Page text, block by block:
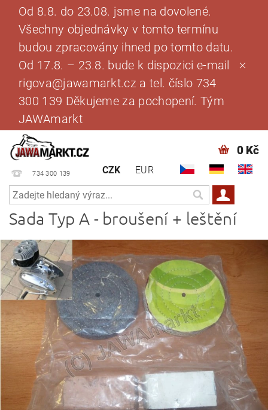
Od 8.8. do 23.08. jsme na dovolené.
Všechny objednávky v tomto termínu
budou zpracovány ihned po tomto datu.
Od 17.8. – 23.8. bude k dispozici e-mail
rigova@jawamarkt.cz a tel. číslo 734
300 139 Děkujeme za pochopení. Tým
JAWAmarkt
734 300 139 CZK EUR
0 Kč
Sada Typ A - broušení + leštění